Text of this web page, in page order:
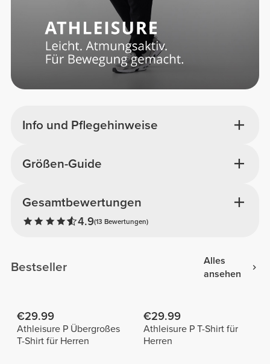
Info und Pflegehinweise
Gesamtbewertungen
4.9(13 Bewertungen)
Größen-Guide
Bestseller
Alles
ansehen
€29.99
Athleisure P Übergroßes
T-Shirt für Herren
€29.99
Athleisure P T-Shirt für
Herren